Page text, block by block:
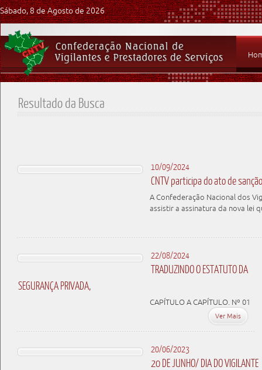
Sábado, 8 de Agosto de 2026
Resultado da Busca
10/09/2024
CNTV participa do ato de
A Confederação Nacional dos
assistir a assinatura da nova lei
22/08/2024
TRADUZINDO O ESTATUTO DA
SEGURANÇA PRIVADA,
CAPÍTULO A CAPÍTULO. Nº 01
Ver Mais
20/06/2023
20 DE JUNHO/ DIA DO VIGILANTE